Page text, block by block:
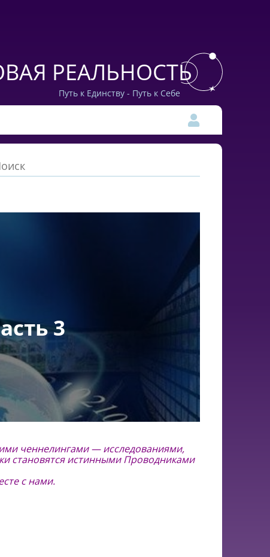
РЕАЛЬНОСТЬ
Путь к Единству - Путь к Себе
3
ченнелингами — исследованиями,
становятся истинными Проводниками
с нами.